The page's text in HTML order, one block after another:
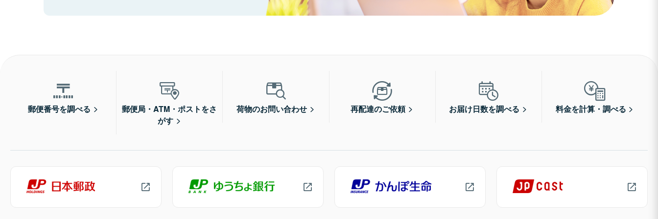
郵便番号を調べる
郵便局・ATM・ポストをさ
がす
荷物のお問い合わせ 再配達のご依頼 お届け日数を調べる 料金を計算・調べる